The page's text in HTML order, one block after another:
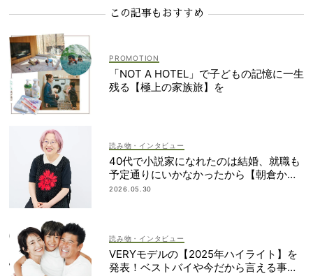
この記事もおすすめ
「NOT A HOTEL」で子どもの記憶に一生
残る【極上の家族旅】を
読み物・インタビュー
40代で小説家になれたのは結婚、就職も
予定通りにいかなかったから【朝倉かす
みさん】
2026.05.30
読み物・インタビュー
VERYモデルの【2025年ハイライト】を
発表！ベストバイや今だから言える事件